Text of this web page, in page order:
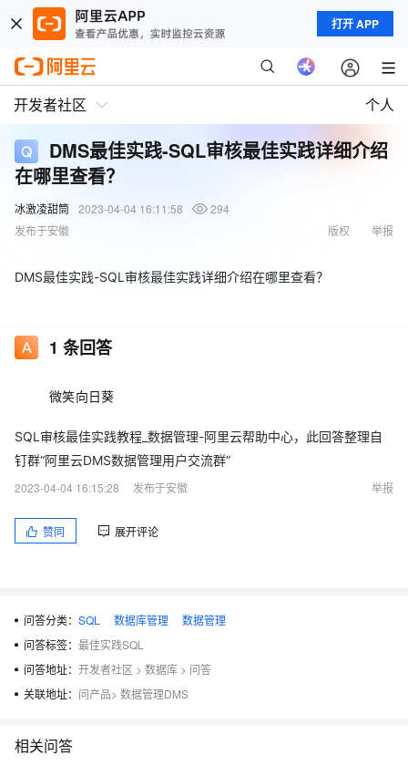
打开 APP
开发者社区 个人
DMS最佳实践-SQL审核最佳实践详细介绍
在哪里查看？
冰激凌甜筒 2023-04-04 16:11:58
294
发布于安徽
举报
版权
DMS最佳实践-SQL审核最佳实践详细介绍在哪里查看？
1 条回答
微笑向日葵
SQL审核最佳实践教程_数据管理-阿里云帮助中心，此回答整理自
钉群“阿里云DMS数据管理用户交流群”
2023-04-04 16:15:28
发布于安徽 举报
赞同 展开评论
问答分类： SQL 数据库管理
数据管理
问答标签： 最佳实践SQL
问答地址： 开发者社区 > 数据库 > 问答
关联地址： 问产品> 数据管理DMS
相关问答